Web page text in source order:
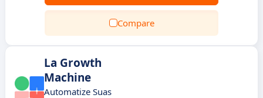
Compare
La Growth
Machine
Automatize Suas